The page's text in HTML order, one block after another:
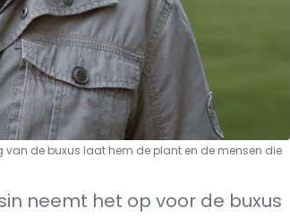
de buxus laat hem de plant en de mensen die
neemt het op voor de buxus